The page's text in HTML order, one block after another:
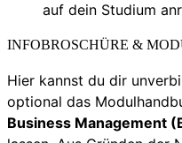
auf dein Studium
INFOBROSCHÜRE &
Hier kannst du dir
optional das
Business Management